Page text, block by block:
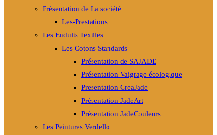
Présentation de La société
Les-Prestations
Les Enduits Textiles
Les Cotons Standards
Présentation de SAJADE
Présentation Vaigrage écologique
Presentation CreaJade
Présentation JadeArt
Présentation JadeCouleurs
Les Peintures Verdello